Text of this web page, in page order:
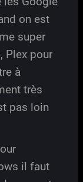
on est
super
Plex pour
à
très
pas loin
il faut